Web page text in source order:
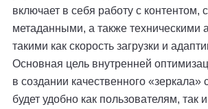
включает в себя работу с контентом,
метаданными, а также техническими
такими как скорость загрузки и
Основная цель внутренней
в создании качественного «зеркала»
будет удобно как пользователям, так